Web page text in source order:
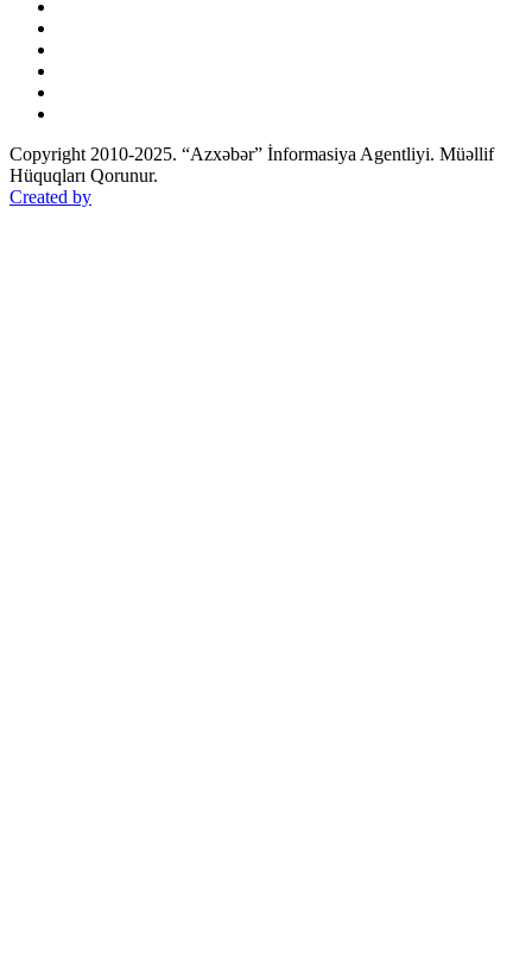
Copyright 2010-2025. “Azxəbər” İnformasiya Agentliyi. Müəllif
Hüquqları Qorunur.
Created by